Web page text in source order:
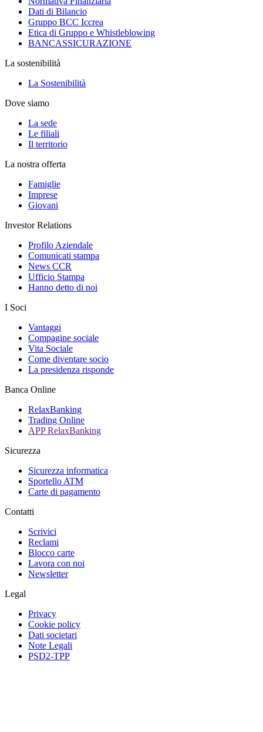
Dati di Bilancio
Gruppo BCC Iccrea
Etica di Gruppo e Whistleblowing
BANCASSICURAZIONE
La sostenibilità
La Sostenibilità
Dove siamo
La sede
Le filiali
Il territorio
La nostra offerta
Famiglie
Imprese
Giovani
Investor Relations
Profilo Aziendale
Comunicati stampa
News CCR
Ufficio Stampa
Hanno detto di noi
I Soci
Vantaggi
Compagine sociale
Vita Sociale
Come diventare socio
La presidenza risponde
Banca Online
RelaxBanking
Trading Online
APP RelaxBanking
Sicurezza
Sicurezza informatica
Sportello ATM
Carte di pagamento
Contatti
Scrivici
Reclami
Blocco carte
Lavora con noi
Newsletter
Legal
Privacy
Cookie policy
Dati societari
Note Legali
PSD2-TPP